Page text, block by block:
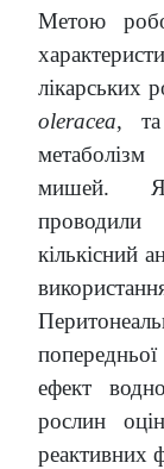
Метою
лікарських
oleracea, та
мишей.
кількісний
ефект
рослин
реактивних